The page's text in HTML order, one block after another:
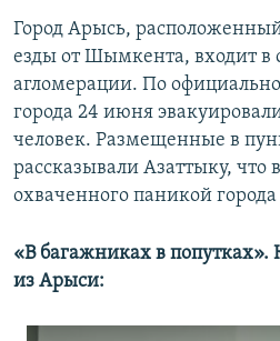
v
i
o
u
s
s
l
d
e
t
s
l
i
d
e
Город Арысь,
езды от Шымкента, входит в
агломерации. По
города 24 июня
человек. Размещенные в
рассказывали Азаттыку, что
охваченного паникой города
«В багажниках в попутках».
из Арыси: